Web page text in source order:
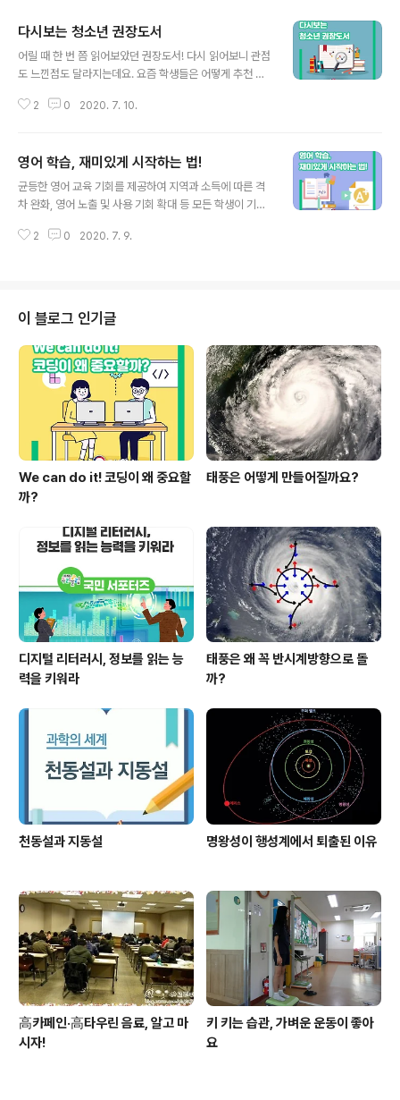
다시보는 청소년 권장도서
어릴 때 한 번 쯤 읽어보았던 권장도서! 다시 읽어보니 관점
도 느낀점도 달라지는데요. 요즘 학생들은 어떻게 추천 받
알아보고 독서의 세계로 퐁~당 빠져 보아요! #독서 #책추
2 0 2020. 7. 10.
영어 학습, 재미있게 시작하는 법!
균등한 영어 교육 기회를 제공하여 지역과 소득에 따른 격
차 완화, 영어 노출 및 사용 기회 확대 등 모든 학생이 기초
육부가 초등학교 영어 교육 내실화 계획을 수립하였습니
un Reading)을 확대 및 개편했습니다. 이 외에도 교과서
별, 차시별 학습 영상 및 중학교 연계 교육과정 영어 프로그
램 등 EBS 영어 학습 콘텐츠를 확대 제공하였습니다. 오늘
은 초등학생들이 영어 학습을 재미있게 할 수 있는 EBS 영
어 프로그램을 소개해드리겠습니다! EBS English 대한민
2 0 2020. 7. 9.
이 블로그 인기글
We can do it! 코딩이 왜 중요할
까?
태풍은 어떻게 만들어질까요?
디지털 리터러시, 정보를 읽는 능
력을 키워라
태풍은 왜 꼭 반시계방향으로 돌
까?
천동설과 지동설 명왕성이 행성계에서 퇴출된 이유
高카페인·高타우린 음료, 알고 마
시자!
키 키는 습관, 가벼운 운동이 좋아
요